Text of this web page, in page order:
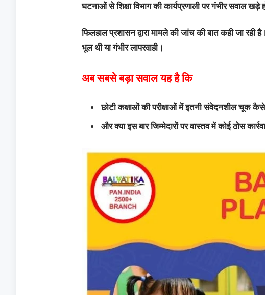
घटनाओं से शिक्षा विभाग की कार्यप्रणाली पर गंभीर सवाल खड़े
फिलहाल प्रशासन द्वारा मामले की जांच की बात कही जा रही
भूल थी या गंभीर लापरवाही।
अब सबसे बड़ा सवाल यह है कि
छोटी कक्षाओं की परीक्षाओं में इतनी संवेदनशील चूक कैसे
और क्या इस बार जिम्मेदारों पर वास्तव में कोई ठोस